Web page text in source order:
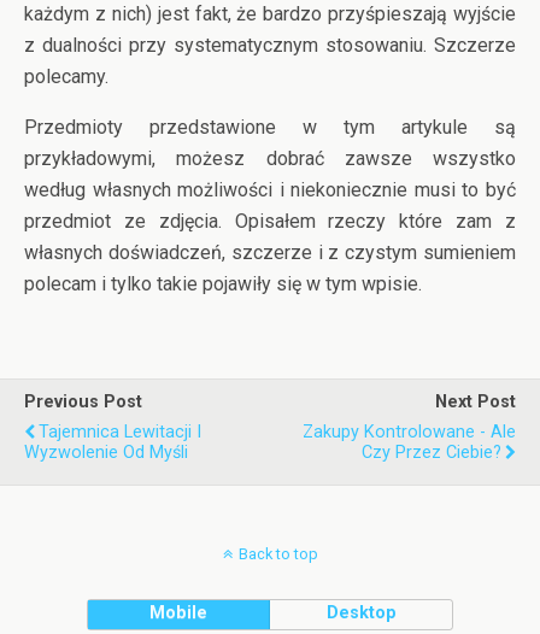
każdym z nich) jest fakt, że bardzo przyśpieszają wyjście
z dualności przy systematycznym stosowaniu. Szczerze
polecamy.
Przedmioty przedstawione w tym artykule są
przykładowymi, możesz dobrać zawsze wszystko
według własnych możliwości i niekoniecznie musi to być
przedmiot ze zdjęcia. Opisałem rzeczy które zam z
własnych doświadczeń, szczerze i z czystym sumieniem
polecam i tylko takie pojawiły się w tym wpisie.
Previous Post
Tajemnica Lewitacji I
Wyzwolenie Od Myśli
Next Post
Zakupy Kontrolowane - Ale
Czy Przez Ciebie?
Back to top
Mobile Desktop